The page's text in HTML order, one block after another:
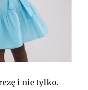
i nie tylko.